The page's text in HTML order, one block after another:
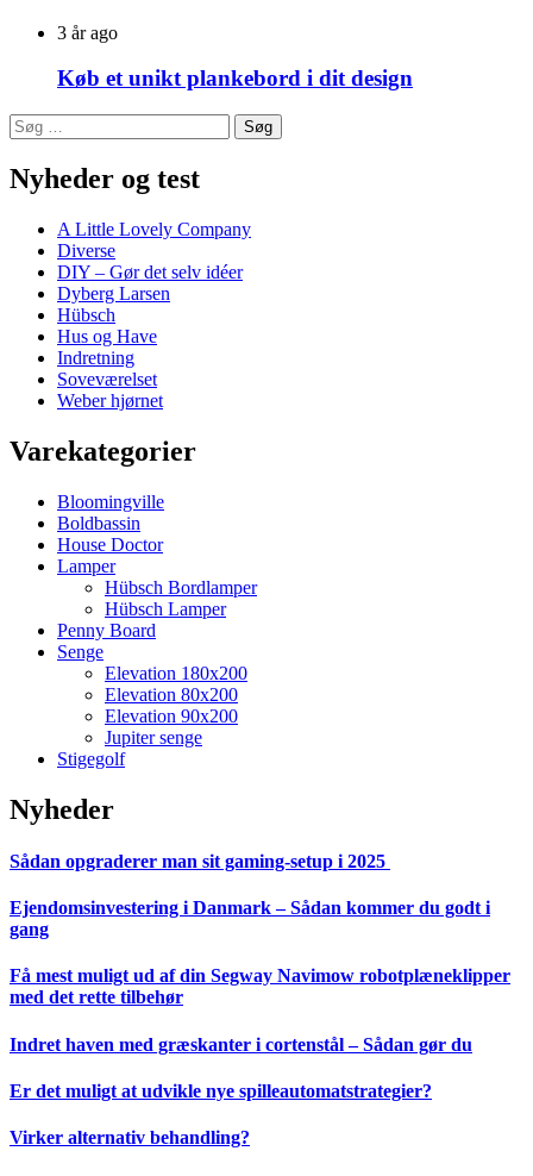
3 år ago
Køb et unikt plankebord i dit design
Søg
efter:
Nyheder og test
A Little Lovely Company
Diverse
DIY – Gør det selv idéer
Dyberg Larsen
Hübsch
Hus og Have
Indretning
Soveværelset
Weber hjørnet
Varekategorier
Bloomingville
Boldbassin
House Doctor
Lamper
Hübsch Bordlamper
Hübsch Lamper
Penny Board
Senge
Elevation 180x200
Elevation 80x200
Elevation 90x200
Jupiter senge
Stigegolf
Nyheder
Sådan opgraderer man sit gaming-setup i 2025
Ejendomsinvestering i Danmark – Sådan kommer du godt i
gang
Få mest muligt ud af din Segway Navimow robotplæneklipper
med det rette tilbehør
Indret haven med græskanter i cortenstål – Sådan gør du
Er det muligt at udvikle nye spilleautomatstrategier?
Virker alternativ behandling?